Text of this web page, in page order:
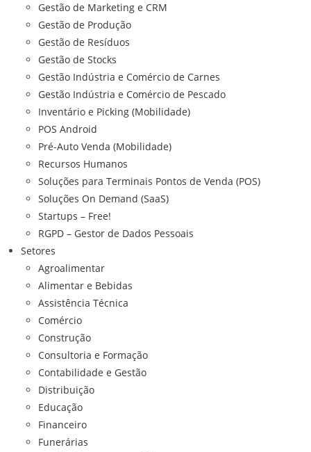
Gestão de Marketing e CRM
Gestão de Produção
Gestão de Resíduos
Gestão de Stocks
Gestão Indústria e Comércio de Carnes
Gestão Indústria e Comércio de Pescado
Inventário e Picking (Mobilidade)
POS Android
Pré-Auto Venda (Mobilidade)
Recursos Humanos
Soluções para Terminais Pontos de Venda (POS)
Soluções On Demand (SaaS)
Startups – Free!
RGPD – Gestor de Dados Pessoais
Setores
Agroalimentar
Alimentar e Bebidas
Assistência Técnica
Comércio
Construção
Consultoria e Formação
Contabilidade e Gestão
Distribuição
Educação
Financeiro
Funerárias